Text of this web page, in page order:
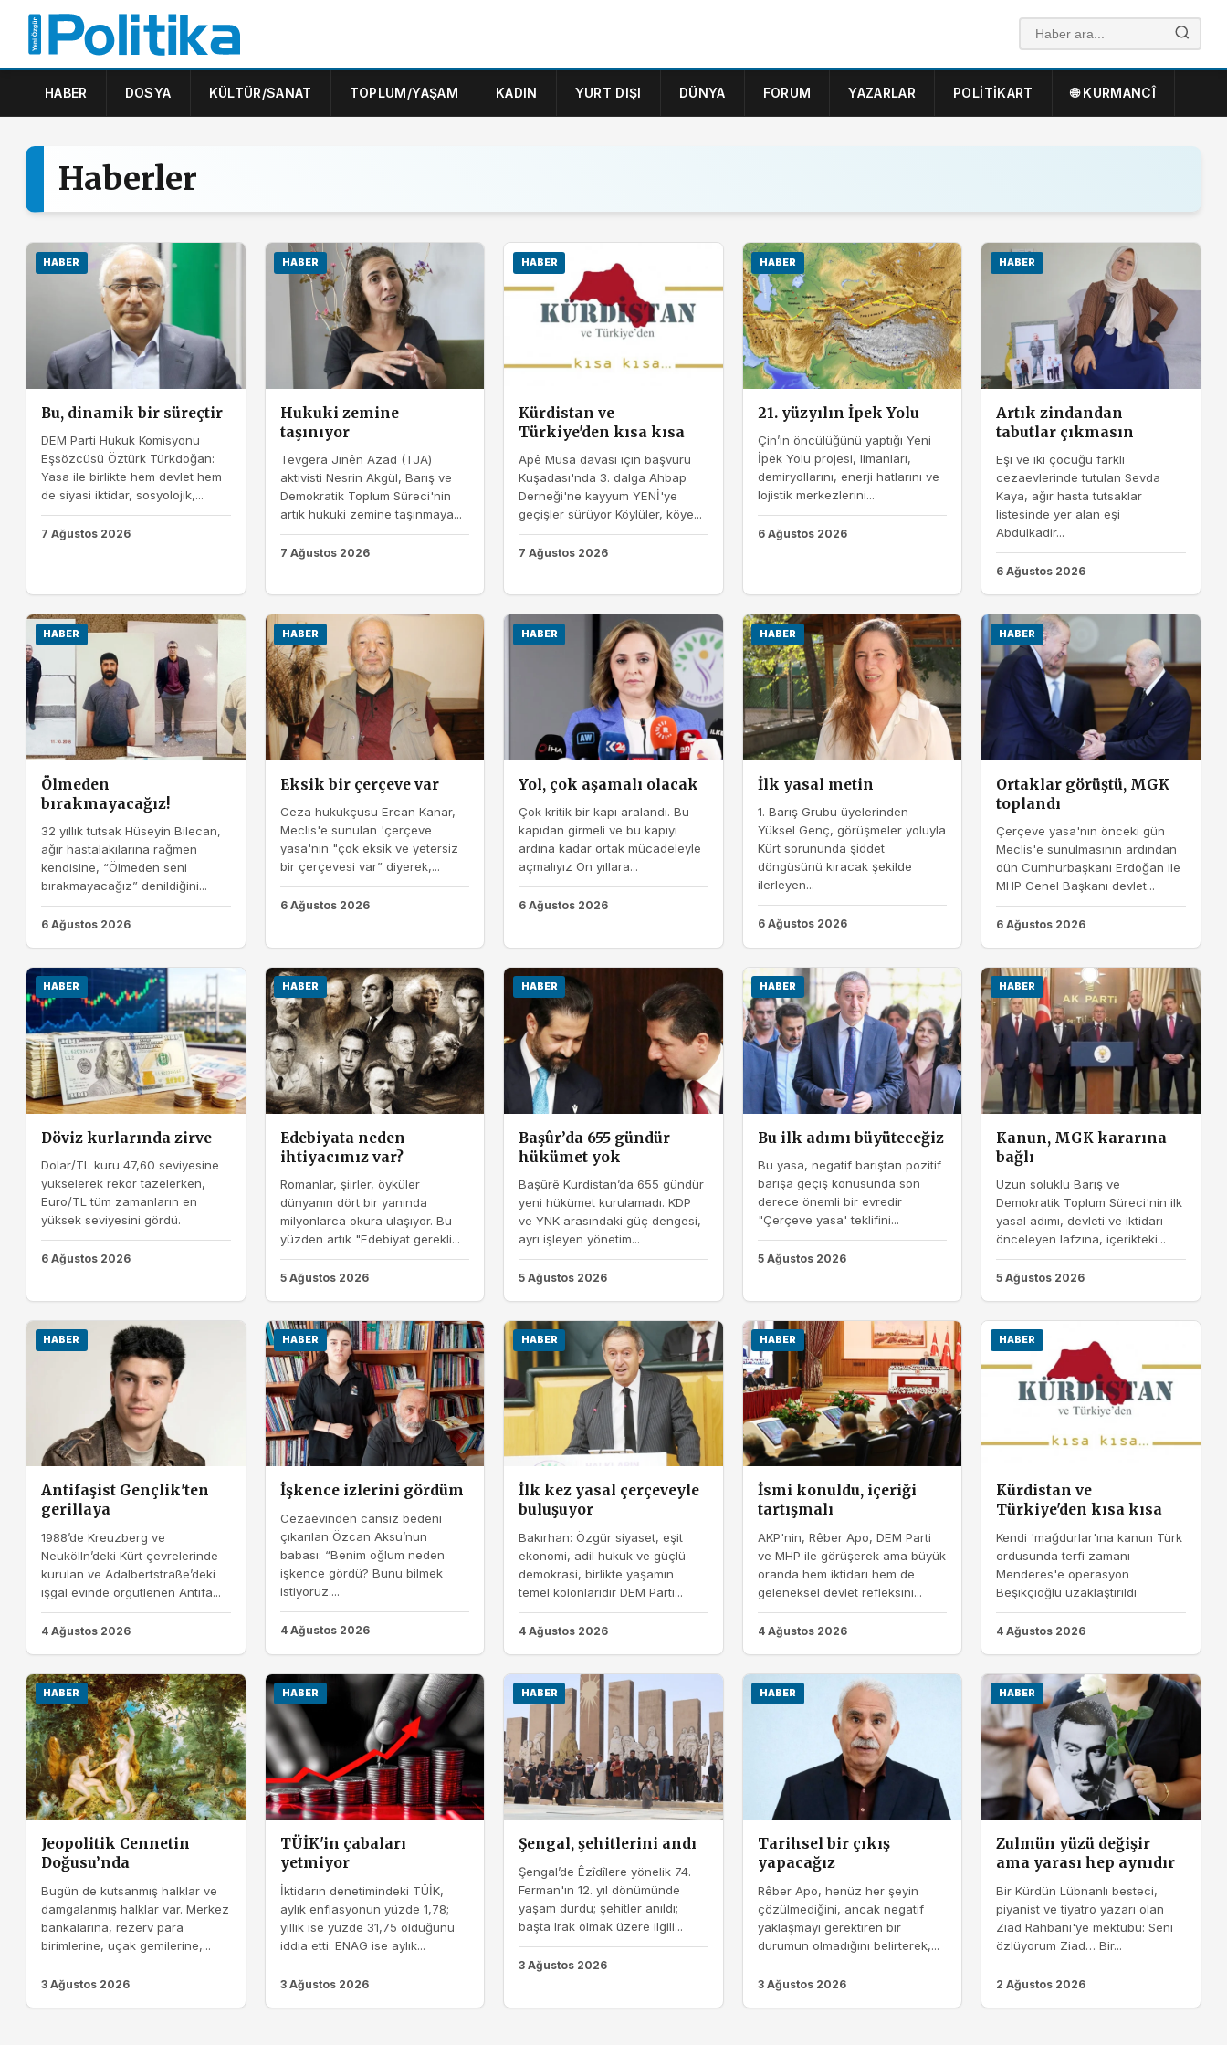
HABER DOSYA KÜLTÜR/SANAT TOPLUM/YAŞAM KADIN YURT DIŞI DÜNYA FORUM YAZARLAR POLITIKART 🌐 KURMANCÎ
Haberler
HABER
Bu, dinamik bir süreçtir
DEM Parti Hukuk Komisyonu
Eşsözcüsü Öztürk Türkdoğan:
Yasa ile birlikte hem devlet hem
de siyasi iktidar, sosyolojik,...
7 Ağustos 2026
HABER
Hukuki zemine
taşınıyor
Tevgera Jinên Azad (TJA)
aktivisti Nesrin Akgül, Barış ve
Demokratik Toplum Süreci'nin
artık hukuki zemine taşınmaya...
7 Ağustos 2026
HABER
Kürdistan ve
Türkiye'den kısa kısa
Apê Musa davası için başvuru
Kuşadası'nda 3. dalga Ahbap
Derneği'ne kayyum YENİ'ye
geçişler sürüyor Köylüler, köye...
7 Ağustos 2026
HABER
21. yüzyılın İpek Yolu
Çin’in öncülüğünü yaptığı Yeni
İpek Yolu projesi, limanları,
demiryollarını, enerji hatlarını ve
lojistik merkezlerini...
6 Ağustos 2026
HABER
Artık zindandan
tabutlar çıkmasın
Eşi ve iki çocuğu farklı
cezaevlerinde tutulan Sevda
Kaya, ağır hasta tutsaklar
listesinde yer alan eşi
Abdulkadir...
6 Ağustos 2026
HABER
Ölmeden
bırakmayacağız!
32 yıllık tutsak Hüseyin Bilecan,
ağır hastalakılarına rağmen
kendisine, “Ölmeden seni
bırakmayacağız” denildiğini...
6 Ağustos 2026
HABER
Eksik bir çerçeve var
Ceza hukukçusu Ercan Kanar,
Meclis'e sunulan 'çerçeve
yasa'nın "çok eksik ve yetersiz
bir çerçevesi var” diyerek,...
6 Ağustos 2026
HABER
Yol, çok aşamalı olacak
Çok kritik bir kapı aralandı. Bu
kapıdan girmeli ve bu kapıyı
ardına kadar ortak mücadeleyle
açmalıyız On yıllara...
6 Ağustos 2026
HABER
İlk yasal metin
1. Barış Grubu üyelerinden
Yüksel Genç, görüşmeler yoluyla
Kürt sorununda şiddet
döngüsünü kıracak şekilde
ilerleyen...
6 Ağustos 2026
HABER
Ortaklar görüştü, MGK
toplandı
Çerçeve yasa'nın önceki gün
Meclis'e sunulmasının ardından
dün Cumhurbaşkanı Erdoğan ile
MHP Genel Başkanı devlet...
6 Ağustos 2026
HABER
Döviz kurlarında zirve
Dolar/TL kuru 47,60 seviyesine
yükselerek rekor tazelerken,
Euro/TL tüm zamanların en
yüksek seviyesini gördü.
6 Ağustos 2026
HABER
Edebiyata neden
ihtiyacımız var?
Romanlar, şiirler, öyküler
dünyanın dört bir yanında
milyonlarca okura ulaşıyor. Bu
yüzden artık "Edebiyat gerekli...
5 Ağustos 2026
HABER
Başûr’da 655 gündür
hükümet yok
Başûrê Kurdistan’da 655 gündür
yeni hükümet kurulamadı. KDP
ve YNK arasındaki güç dengesi,
ayrı işleyen yönetim...
5 Ağustos 2026
HABER
Bu ilk adımı büyüteceğiz
Bu yasa, negatif barıştan pozitif
barışa geçiş konusunda son
derece önemli bir evredir
"Çerçeve yasa' teklifini...
5 Ağustos 2026
HABER
Kanun, MGK kararına
bağlı
Uzun soluklu Barış ve
Demokratik Toplum Süreci'nin ilk
yasal adımı, devleti ve iktidarı
önceleyen lafzına, içerikteki...
5 Ağustos 2026
HABER
Antifaşist Gençlik'ten
gerillaya
1988’de Kreuzberg ve
Neukölln’deki Kürt çevrelerinde
kurulan ve Adalbertstraße’deki
işgal evinde örgütlenen Antifa...
4 Ağustos 2026
HABER
İşkence izlerini gördüm
Cezaevinden cansız bedeni
çıkarılan Özcan Aksu’nun
babası: “Benim oğlum neden
işkence gördü? Bunu bilmek
istiyoruz....
4 Ağustos 2026
HABER
İlk kez yasal çerçeveyle
buluşuyor
Bakırhan: Özgür siyaset, eşit
ekonomi, adil hukuk ve güçlü
demokrasi, birlikte yaşamın
temel kolonlarıdır DEM Parti...
4 Ağustos 2026
HABER
İsmi konuldu, içeriği
tartışmalı
AKP'nin, Rêber Apo, DEM Parti
ve MHP ile görüşerek ama büyük
oranda hem iktidarı hem de
geleneksel devlet refleksini...
4 Ağustos 2026
HABER
Kürdistan ve
Türkiye'den kısa kısa
Kendi 'mağdurlar'ına kanun Türk
ordusunda terfi zamanı
Menderes'e operasyon
Beşikçioğlu uzaklaştırıldı
4 Ağustos 2026
HABER
Jeopolitik Cennetin
Doğusu’nda
Bugün de kutsanmış halklar ve
damgalanmış halklar var. Merkez
bankalarına, rezerv para
birimlerine, uçak gemilerine,...
3 Ağustos 2026
HABER
TÜİK'in çabaları
yetmiyor
İktidarın denetimindeki TÜİK,
aylık enflasyonun yüzde 1,78;
yıllık ise yüzde 31,75 olduğunu
iddia etti. ENAG ise aylık...
3 Ağustos 2026
HABER
Şengal, şehitlerini andı
Şengal’de Êzîdîlere yönelik 74.
Ferman'ın 12. yıl dönümünde
yaşam durdu; şehitler anıldı;
başta Irak olmak üzere ilgili...
3 Ağustos 2026
HABER
Tarihsel bir çıkış
yapacağız
Rêber Apo, henüz her şeyin
çözülmediğini, ancak negatif
yaklaşmayı gerektiren bir
durumun olmadığını belirterek,...
3 Ağustos 2026
HABER
Zulmün yüzü değişir
ama yarası hep aynıdır
Bir Kürdün Lübnanlı besteci,
piyanist ve tiyatro yazarı olan
Ziad Rahbani'ye mektubu: Seni
özlüyorum Ziad… Bir...
2 Ağustos 2026